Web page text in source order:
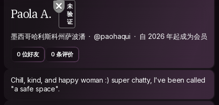
Paola A.
未
验
证
墨西哥哈利斯科州萨波潘 @paohaqui 自 2026 年起成为会员
0 位好友 0 条评价
Chill, kind, and happy woman :) super chatty, I've been called
"a safe space".